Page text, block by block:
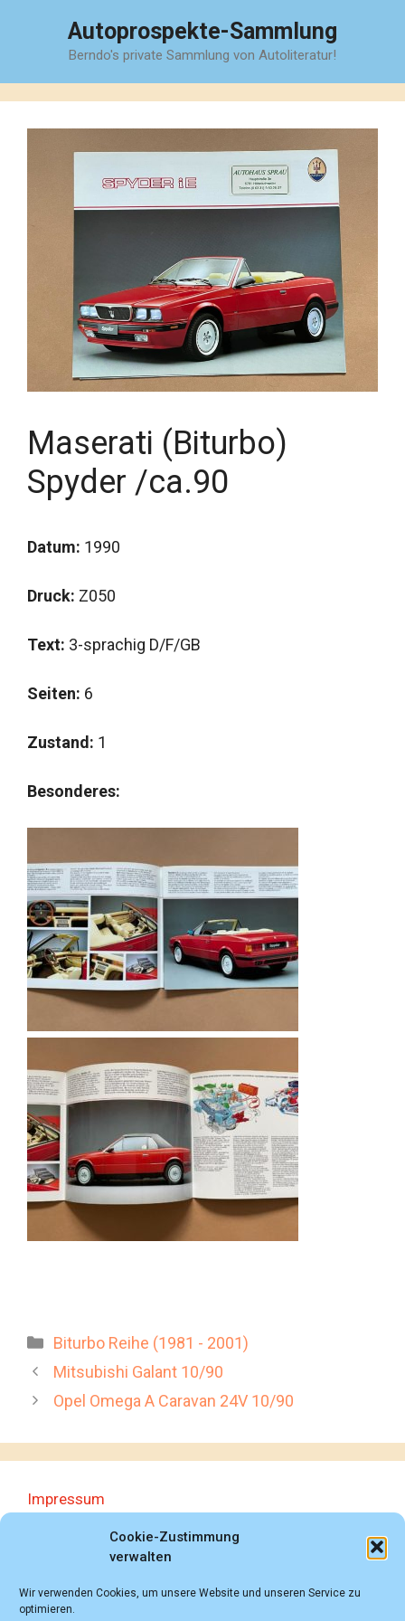
Cookie-Zustimmung
verwalten
Wir verwenden Cookies, um unsere Website und unseren Service zu
optimieren.
Autoprospekte-Sammlung
Berndo's private Sammlung von Autoliteratur!
Maserati (Biturbo)
Spyder /ca.90
Datum: 1990
Druck: Z050
Text: 3-sprachig D/F/GB
Seiten: 6
Zustand: 1
Besonderes:
Kategorien
Biturbo Reihe (1981 - 2001)
Mitsubishi Galant 10/90
Opel Omega A Caravan 24V 10/90
Impressum
Datenschutzerklärung